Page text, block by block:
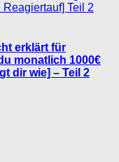
erklärt für
monatlich 1000€
dir wie] – Teil 2